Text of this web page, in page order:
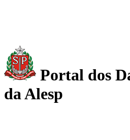
Portal dos
da Alesp